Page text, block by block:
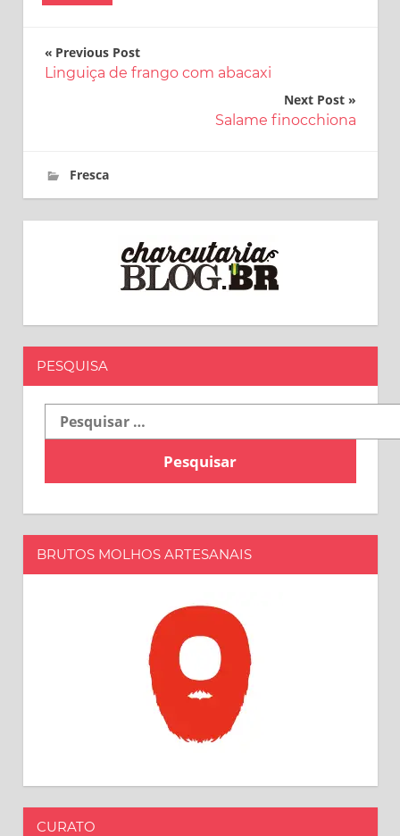
Navegação
Previous Post
Linguiça de frango com abacaxi
Next Post
Salame finocchiona
6 de abril de 2017
charcutaria.blog.br
Fresca
PESQUISA
Pesquisar
por:
BRUTOS MOLHOS ARTESANAIS
CURATO